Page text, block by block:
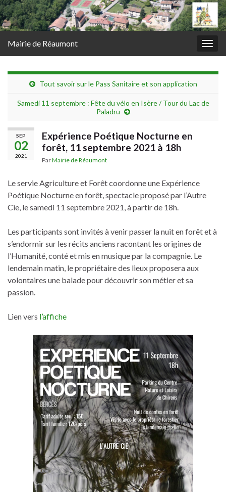
Mairie de Réaumont
Tout savoir sur le Pass Sanitaire et son application
Samedi 11 septembre : Fête du vélo en Isère / Tour du Lac de
Paladru
SEP
02
2021
Expérience Poétique Nocturne en
forêt, 11 septembre 2021 à 18h
ParMairie de Réaumont
Le servie Agriculture et Forêt coordonne une Expérience
Poétique Nocturne en forêt, spectacle proposé par l’Autre
Cie, le samedi 11 septembre 2021, à partir de 18h.
Les participants sont invités à venir passer la nuit en forêt et à
s’endormir sur les récits anciens racontant les origines de
l’Humanité, conté et mis en musique par la compagnie. Le
lendemain matin, le propriétaire des lieux proposera aux
volontaires une balade pour découvrir son métier et sa
passion.
Lien vers l’affiche